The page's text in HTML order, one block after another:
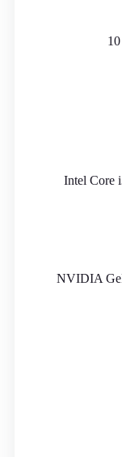
Intel Core
NVIDIA